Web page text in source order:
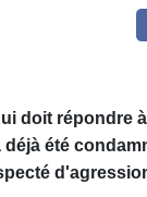
doit répondre
été